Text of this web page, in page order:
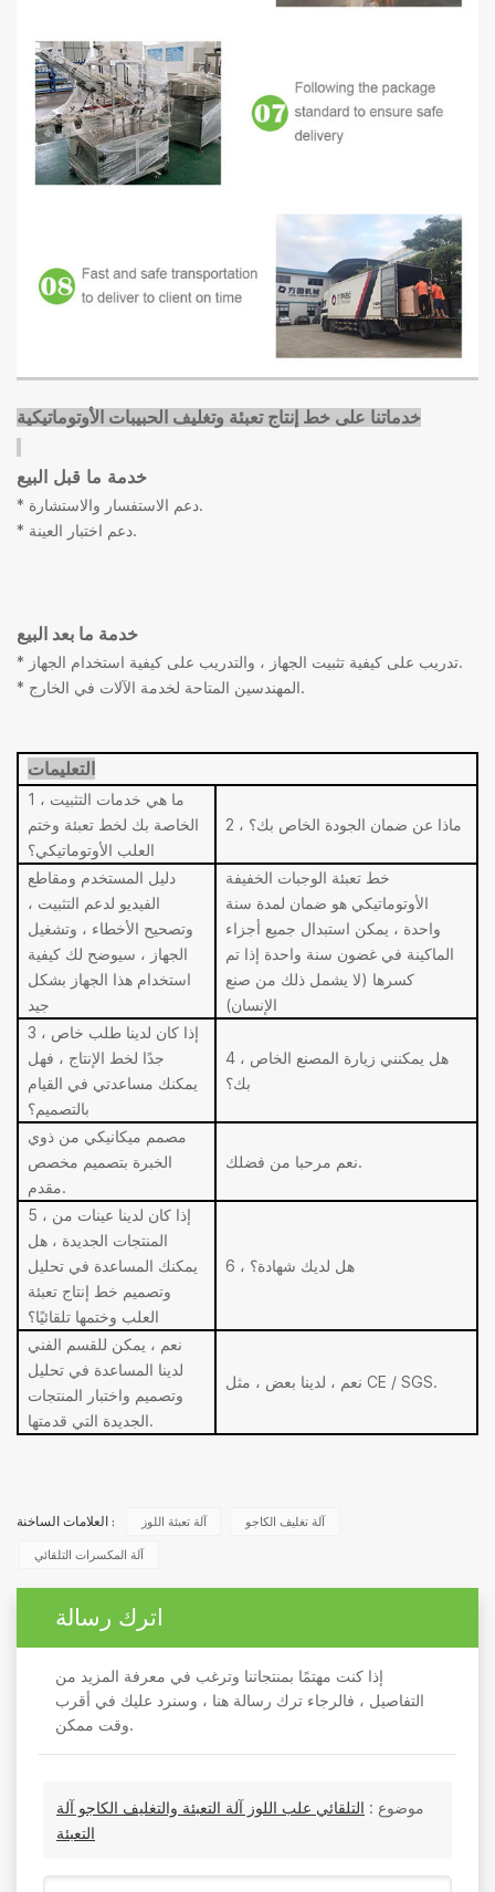
خدماتنا على خط إنتاج تعبئة وتغليف الحبيبات الأوتوماتيكية
خدمة ما قبل البيع
* دعم الاستفسار والاستشارة.
* دعم اختبار العينة.
خدمة ما بعد البيع
* تدريب على كيفية تثبيت الجهاز ، والتدريب على كيفية استخدام الجهاز.
* المهندسين المتاحة لخدمة الآلات في الخارج.
التعليمات
1 ، ما هي خدمات التثبيت
الخاصة بك لخط تعبئة وختم
العلب الأوتوماتيكي؟
2 ، ماذا عن ضمان الجودة الخاص بك؟
دليل المستخدم ومقاطع
الفيديو لدعم التثبيت ،
وتصحيح الأخطاء ، وتشغيل
الجهاز ، سيوضح لك كيفية
استخدام هذا الجهاز بشكل
جيد
خط تعبئة الوجبات الخفيفة
الأوتوماتيكي هو ضمان لمدة سنة
واحدة ، يمكن استبدال جميع أجزاء
الماكينة في غضون سنة واحدة إذا تم
كسرها (لا يشمل ذلك من صنع
الإنسان)
3 ، إذا كان لدينا طلب خاص
جدًا لخط الإنتاج ، فهل
يمكنك مساعدتي في القيام
بالتصميم؟
4 ، هل يمكنني زيارة المصنع الخاص
بك؟
مصمم ميكانيكي من ذوي
الخبرة بتصميم مخصص
مقدم.
نعم مرحبا من فضلك.
5 ، إذا كان لدينا عينات من
المنتجات الجديدة ، هل
يمكنك المساعدة في تحليل
وتصميم خط إنتاج تعبئة
العلب وختمها تلقائيًا؟
6 ، هل لديك شهادة؟
نعم ، يمكن للقسم الفني
لدينا المساعدة في تحليل
وتصميم واختبار المنتجات
الجديدة التي قدمتها.
نعم ، لدينا بعض ، مثل CE / SGS.
العلامات الساخنة : آلة تعبئة اللوز آلة تغليف الكاجو
آلة المكسرات التلقائي
اترك رسالة
إذا كنت مهتمًا بمنتجاتنا وترغب في معرفة المزيد من
التفاصيل ، فالرجاء ترك رسالة هنا ، وسنرد عليك في أقرب
وقت ممكن.
موضوع : التلقائي علب اللوز آلة التعبئة والتغليف الكاجو آلة
التعبئة